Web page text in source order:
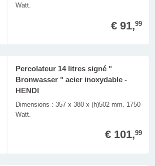
Watt.
€ 91,99
Percolateur 14 litres signé "
Bronwasser " acier inoxydable -
HENDI
Dimensions : 357 x 380 x (h)502 mm. 1750
Watt.
€ 101,99